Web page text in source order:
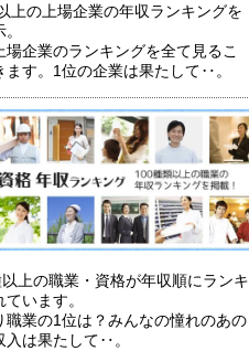
上の上場企業の年収ランキングを
場企業のランキングを全て見るこ
ます。1位の企業は果たして‥。
上の職業・資格が年収順にランキ
ています。
職業の1位は？みんなの憧れのあの
入は果たして‥。